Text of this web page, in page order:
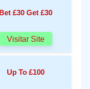
Bet £30 Get £30
Visitar Site
Up To £100